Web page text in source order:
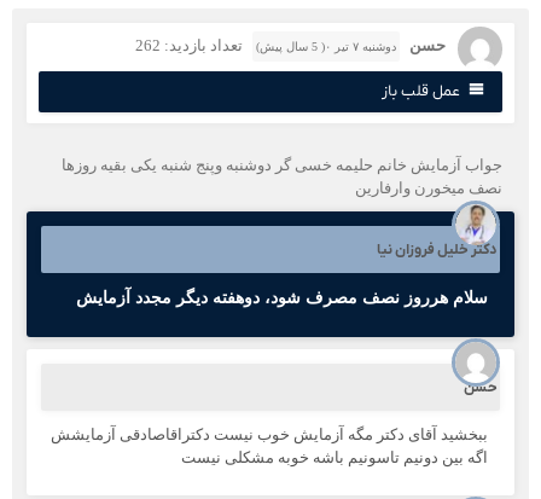
حسن دوشنبه ۷ تیر ۰( 5 سال پیش) تعداد بازدید: 262
عمل قلب باز
آزمایش خانم حليمه خسی گر دوشنبه وپنج شنبه یکی بقیه روزها
میخورن وارفارین
دکتر خلیل فروزان نیا
سلام هرروز نصف مصرف شود، دو‌هفته دیگر مجدد آزمایش
ببخشید آقای دکتر مگه آزمایش خوب نیست دکتراقاصادقی آزمایشش
اگه بین دونیم تاسونیم باشه خوبه مشکلی نیست